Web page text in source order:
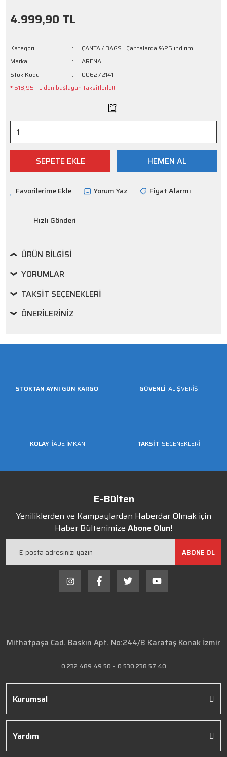
4.999,90 TL
Kategori ÇANTA / BAGS , Çantalarda %25 indirim
Marka
ARENA
Stok Kodu
006272141
* 518,95 TL den başlayan taksitlerle!!
SEPETE EKLE HEMEN AL
Yorum Yaz Fiyat Alarmı
Hızlı Gönderi
ÜRÜN BILGISI
YORUMLAR
TAKSIT SEÇENEKLERI
ÖNERILERINIZ
STOKTAN AYNI GÜN KARGO GÜVENLİ ALIŞVERİŞ
KOLAY İADE İMKANI TAKSİT SEÇENEKLERİ
E-Bülten
Yeniliklerden ve Kampaylardan Haberdar Olmak için
Haber Bültenimize Abone Olun!
ABONE OL
Mithatpaşa Cad. Baskın Apt. No:244/B Karataş Konak İzmir
0 232 489 49 50 - 0 530 238 57 40
Kurumsal
Yardım